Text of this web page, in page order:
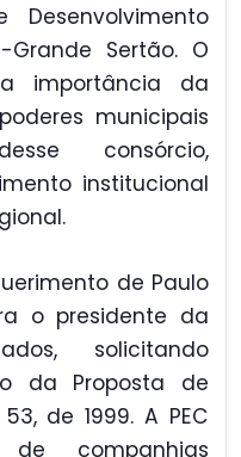
Desenvolvimento
Grande Sertão. O
importância da
municipais
consórcio,
institucional
de Paulo
o presidente da
solicitando
da Proposta de
de 1999. A PEC
companhias